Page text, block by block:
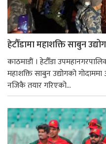
हेटौँडामा महाशक्ति साबुन
काठमाडाैं । हेटौँडा
महाशक्ति साबुन उद्योगको
नजिकै तयार गरिएको...